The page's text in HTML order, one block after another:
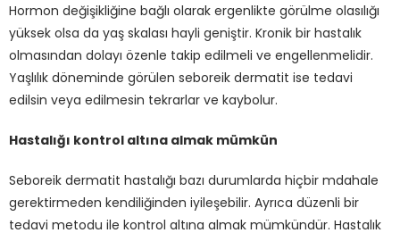
Hormon değişikliğine bağlı olarak ergenlikte görülme olasılığı
yüksek olsa da yaş skalası hayli geniştir. Kronik bir hastalık
olmasından dolayı özenle takip edilmeli ve engellenmelidir.
Yaşlılık döneminde görülen seboreik dermatit ise tedavi
edilsin veya edilmesin tekrarlar ve kaybolur.
Hastalığı kontrol altına almak mümkün
Seboreik dermatit hastalığı bazı durumlarda hiçbir mdahale
gerektirmeden kendiliğinden iyileşebilir. Ayrıca düzenli bir
tedavi metodu ile kontrol altına almak mümkündür. Hastalık